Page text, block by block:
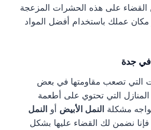
القضاء على هذه الحشرات المزعجة
مكان عملك باستخدام أفضل المواد
التي تصعب مقاومتها في بعض
المنازل التي تحتوي على أطعمة
مشكلة النمل الأبيض أو النمل
نضمن لك القضاء عليها بشكل